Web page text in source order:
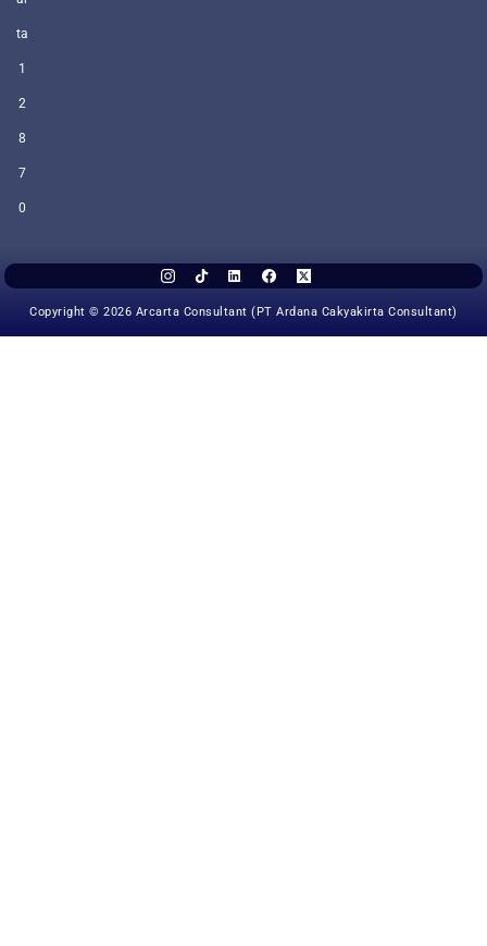
ta
1
2
8
7
0
Copyright © 2026 Arcarta Consultant (PT Ardana Cakyakirta Consultant)